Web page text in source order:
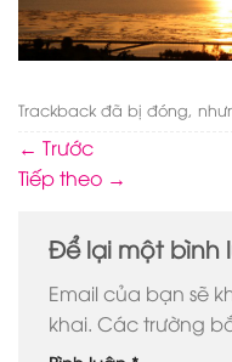
Trackback đã bị đóng,
← Trước
Tiếp theo →
Để lại một bình
Email của bạn sẽ
khai. Các trường